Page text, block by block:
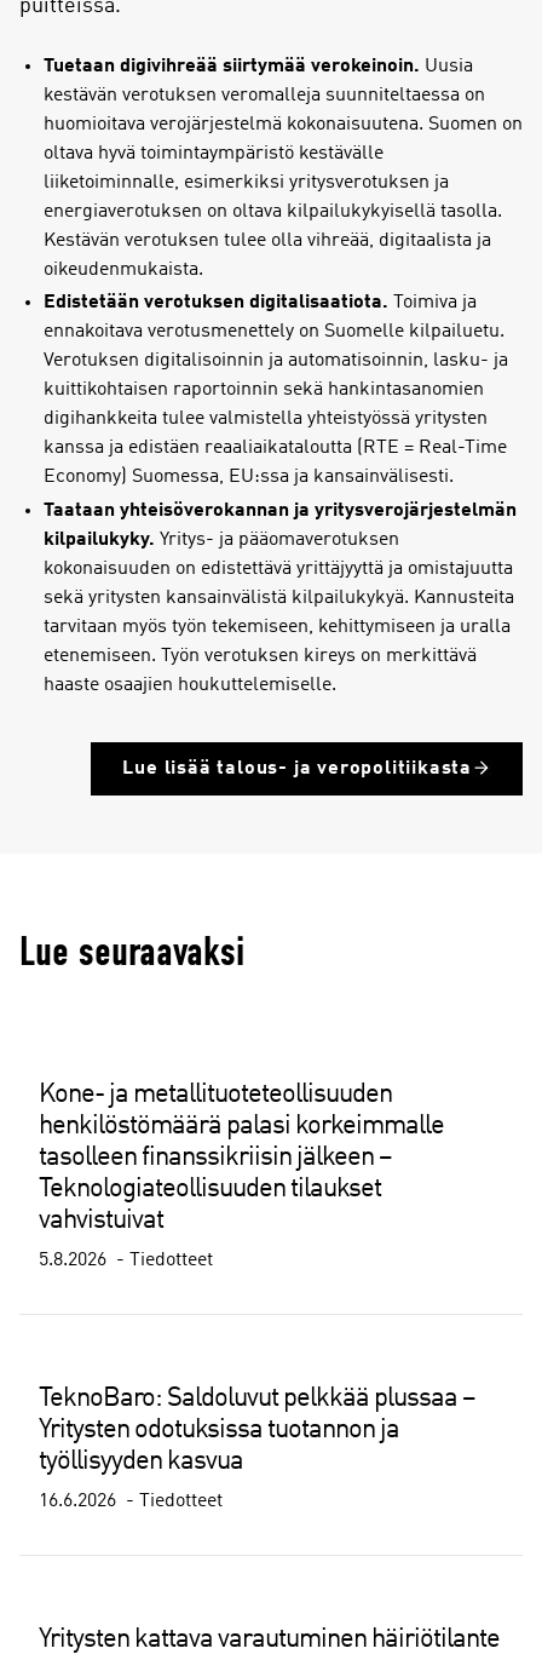
puitteissa.
Tuetaan digivihreää siirtymää verokeinoin. Uusia
kestävän verotuksen veromalleja suunniteltaessa on
huomioitava verojärjestelmä kokonaisuutena. Suomen on
oltava hyvä toimintaympäristö kestävälle
liiketoiminnalle, esimerkiksi yritysverotuksen ja
energiaverotuksen on oltava kilpailukykyisellä tasolla.
Kestävän verotuksen tulee olla vihreää, digitaalista ja
oikeudenmukaista.
Edistetään verotuksen digitalisaatiota. Toimiva ja
ennakoitava verotusmenettely on Suomelle kilpailuetu.
Verotuksen digitalisoinnin ja automatisoinnin, lasku- ja
kuittikohtaisen raportoinnin sekä hankintasanomien
digihankkeita tulee valmistella yhteistyössä yritysten
kanssa ja edistäen reaaliaikataloutta (RTE = Real-Time
Economy) Suomessa, EU:ssa ja kansainvälisesti.
Taataan yhteisöverokannan ja yritysverojärjestelmän
kilpailukyky. Yritys- ja pääomaverotuksen
kokonaisuuden on edistettävä yrittäjyyttä ja omistajuutta
sekä yritysten kansainvälistä kilpailukykyä. Kannusteita
tarvitaan myös työn tekemiseen, kehittymiseen ja uralla
etenemiseen. Työn verotuksen kireys on merkittävä
haaste osaajien houkuttelemiselle.
Lue lisää talous- ja veropolitiikasta
Lue seuraavaksi
Kone- ja metallituoteteollisuuden
henkilöstömäärä palasi korkeimmalle
tasolleen finanssikriisin jälkeen –
Teknologiateollisuuden tilaukset
vahvistuivat
5.8.2026 Tiedotteet
TeknoBaro: Saldoluvut pelkkää plussaa –
Yritysten odotuksissa tuotannon ja
työllisyyden kasvua
16.6.2026 Tiedotteet
Yritysten kattava varautuminen häiriötilante